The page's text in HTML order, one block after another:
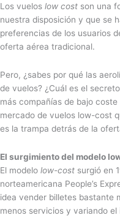
Los vuelos low cost son una
nuestra disposición y que se
preferencias de los usuarios
oferta aérea tradicional.
Pero, ¿sabes por qué las
de vuelos? ¿Cuál es el
más compañías de bajo
mercado de vuelos low-cost
es la trampa detrás de la
El surgimiento del modelo
El modelo low-cost surgió en
norteamericana People’s
idea vender billetes bastante
menos servicios y variando